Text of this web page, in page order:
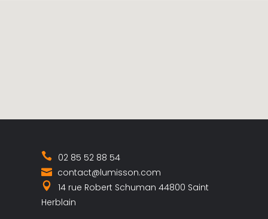
02 85 52 88 54
contact@lumisson.com
14 rue Robert Schuman 44800 Saint
Herblain